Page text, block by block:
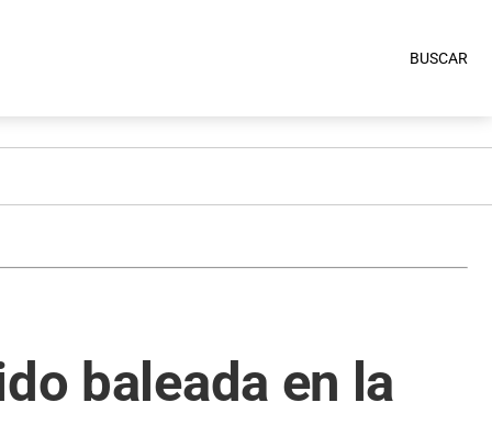
BUSCAR
baleada en la